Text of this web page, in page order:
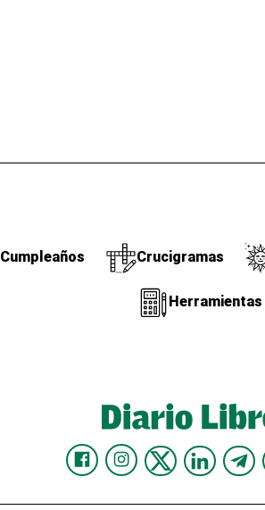
Cumpleaños Crucigramas
Herramientas